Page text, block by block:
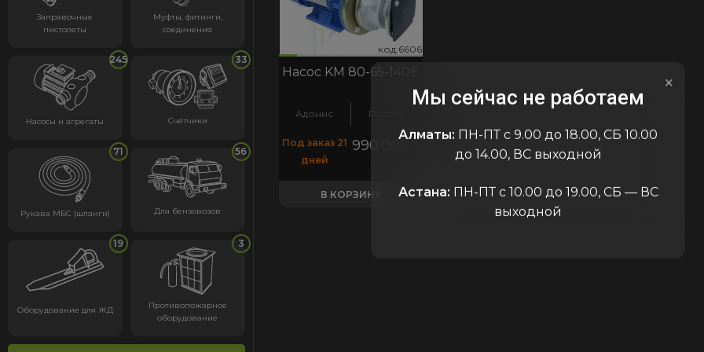
код:6606 код:6606 код:6606
Насос KM 80-65-140E
Адонис Россия
Под заказ 21
дней
990.000
В КОРЗИНУ
Заправочные
пистолеты
Муфты, фитинги,
соединения
Насосы и агрегаты
245
Счётчики
33
Рукава МБС (шланги)
71
Для бензовозов
56
Оборудование для ЖД
19
Противопожарное
оборудование
3
×
Мы сейчас не работаем
Алматы: ПН-ПТ с 9.00 до 18.00, СБ 10.00
до 14.00, ВС выходной
Астана: ПН-ПТ с 10.00 до 19.00, СБ — ВС
выходной